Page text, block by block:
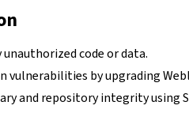
unauthorized code or data.
vulnerabilities by upgrading
and repository integrity using